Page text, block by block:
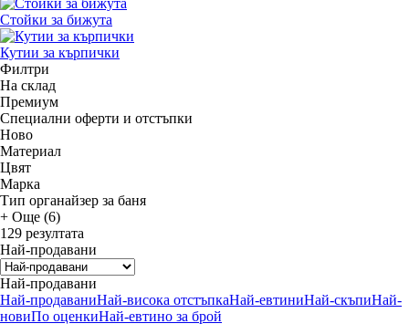
Стойки за бижута
Кутии за кърпички
Филтри
На склад
Премиум
Специални оферти и отстъпки
Новo
Материал
Цвят
Марка
Тип органайзер за баня
+ Още (6)
129 резултата
Най-продавани
Най-продавани
Най-продаваниНай-висока отстъпкаНай-евтиниНай-скъпиНай-
новиПо оценкиНай-евтино за брой